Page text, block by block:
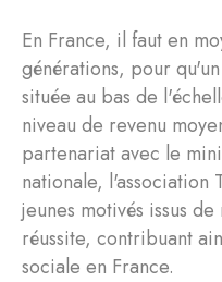
En France, il faut en
générations, pour
située au bas de
niveau de revenu
partenariat avec le
nationale, l'association
jeunes motivés issus
réussite, contribuant
sociale en France.